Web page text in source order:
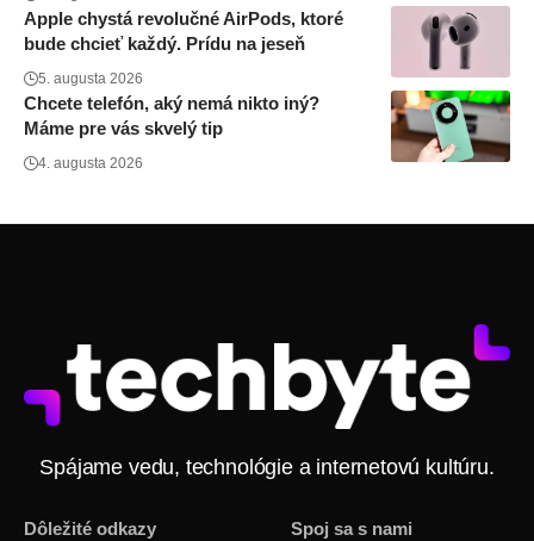
Apple chystá revolučné AirPods, ktoré
bude chcieť každý. Prídu na jeseň
5. augusta 2026
Chcete telefón, aký nemá nikto iný?
Máme pre vás skvelý tip
4. augusta 2026
Spájame vedu, technológie a internetovú kultúru.
Dôležité odkazy Spoj sa s nami